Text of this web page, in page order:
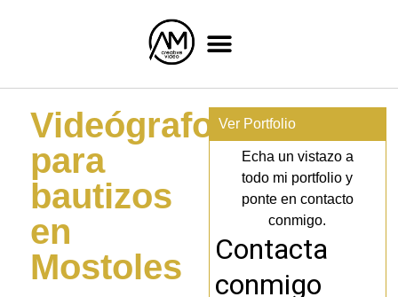
Videógrafo
para
bautizos
en
Mostoles
Ver Portfolio
Echa un vistazo a
todo mi portfolio y
ponte en contacto
conmigo.